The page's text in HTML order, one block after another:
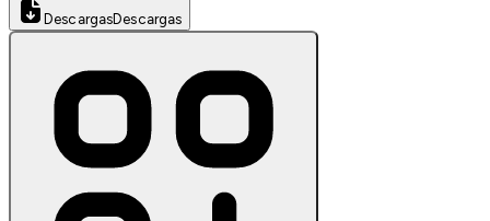
DescargasDescargas